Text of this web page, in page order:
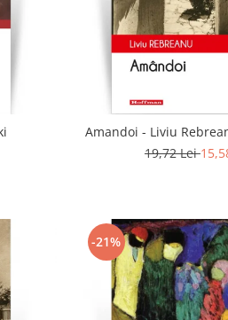
Amandoi - Liviu
19,72 Lei
-21%